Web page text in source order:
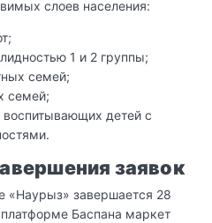
слоев населения:
1 и 2 группы;
семей;
семей;
воспитывающих детей с
заявок
«Наурыз» завершается 28
Баспана маркет